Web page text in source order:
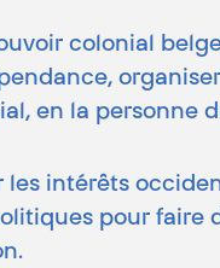
colonial
en la personne
intérêts
pour faire